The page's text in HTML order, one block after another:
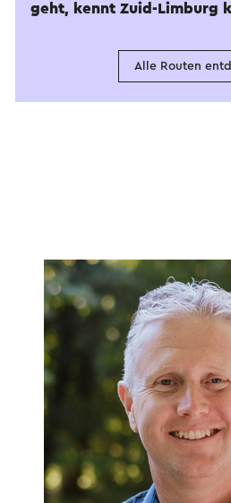
geht, kennt Zuid-Limburg
Alle Routen